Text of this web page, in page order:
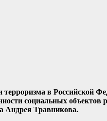
в Российской
социальных объектов
Андрея Травникова.